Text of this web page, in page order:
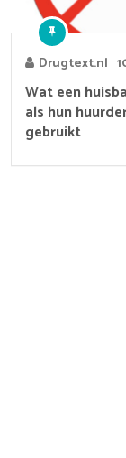
Drugtext.nl
Wat een
als hun
gebruikt